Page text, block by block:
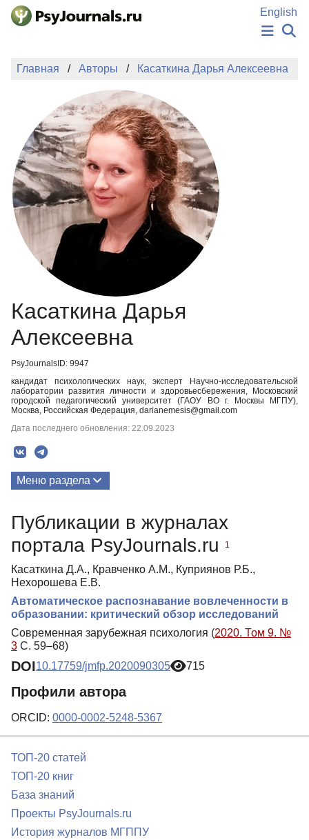
Перейти к основному содержанию
English
НОВОСТИ
АВТОРЫ
ПОДАТЬ РУКОПИСЬ
БАЗА ЗНАНИЙ
КЛЮЧЕВЫЕ СЛОВА
Регистрация
Главная Авторы Касаткина Дарья Алексеевна
Касаткина Дарья
Алексеевна
PsyJournalsID: 9947
кандидат психологических наук, эксперт Научно-исследовательской
лаборатории развития личности и здоровьесбережения, Московский
городской педагогический университет (ГАОУ ВО г. Москвы МГПУ),
Москва, Российская Федерация, darianemesis@gmail.com
Дата последнего обновления: 22.09.2023
Меню раздела
Публикации в журналах
портала PsyJournals.ru
1
Касаткина Д.А., Кравченко А.М., Куприянов Р.Б.,
Нехорошева Е.В.
Автоматическое распознавание вовлеченности в
образовании: критический обзор исследований
Современная зарубежная психология (2020. Том 9. №
3 С. 59–68)
DOI10.17759/jmfp.2020090305 715
Профили автора
ORCID: 0000-0002-5248-5367
ТОП-20 статей
ТОП-20 книг
База знаний
Проекты PsyJournals.ru
История журналов МГППУ